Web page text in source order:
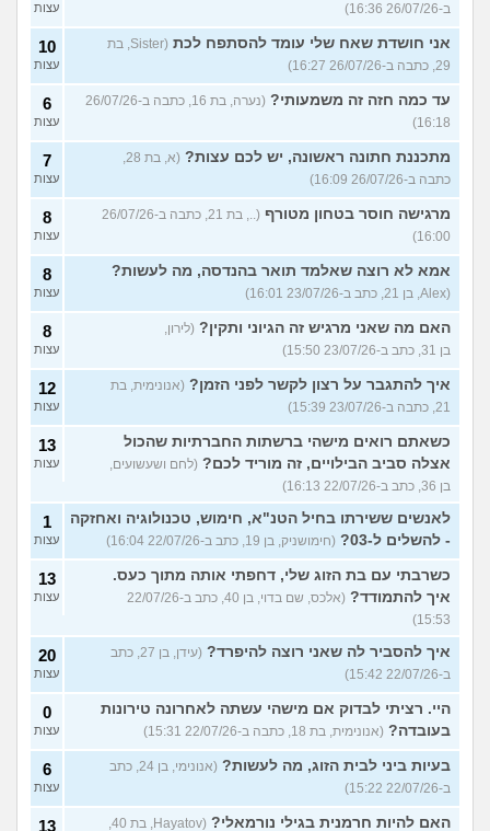
ב-26/07/26 16:36)
עצות
אני חושדת שאח שלי עומד להסתפח לכת
(Sister, בת
29, כתבה ב-26/07/26 16:27)
10
עצות
עד כמה חזה זה משמעותי?
(נערה, בת 16, כתבה ב-26/07/26
16:18)
6
עצות
מתכננת חתונה ראשונה, יש לכם עצות?
(א, בת 28,
כתבה ב-26/07/26 16:09)
7
עצות
מרגישה חוסר בטחון מטורף
(.., בת 21, כתבה ב-26/07/26
16:00)
8
עצות
אמא לא רוצה שאלמד תואר בהנדסה, מה לעשות?
(Alex, בן 21, כתב ב-23/07/26 16:01)
8
עצות
האם מה שאני מרגיש זה הגיוני ותקין? (לירון,
בן 31, כתב ב-23/07/26 15:50)
8
עצות
איך להתגבר על רצון לקשר לפני הזמן? (אנונימית, בת
21, כתבה ב-23/07/26 15:39)
12
עצות
כשאתם רואים מישהי ברשתות החברתיות שהכול
אצלה סביב הבילויים, זה מוריד לכם? (לחם ושעשועים,
בן 36, כתב ב-22/07/26 16:13)
13
עצות
לאנשים ששירתו בחיל הטנ"א, חימוש, טכנולוגיה ואחזקה
- להשלים ל-03?
(חימושניק, בן 19, כתב ב-22/07/26 16:04)
1
עצות
כשרבתי עם בת הזוג שלי, דחפתי אותה מתוך כעס.
איך להתמודד?
(אלכס, שם בדוי, בן 40, כתב ב-22/07/26
15:53)
13
עצות
איך להסביר לה שאני רוצה להיפרד?
(עידן, בן 27, כתב
ב-22/07/26 15:42)
20
עצות
היי. רציתי לבדוק אם מישהי עשתה לאחרונה טירונות
בעובדה? (אנונימית, בת 18, כתבה ב-22/07/26 15:31)
0
עצות
בעיות ביני לבית הזוג, מה לעשות?
(אנונימי, בן 24, כתב
ב-22/07/26 15:22)
6
עצות
האם להיות חרמנית בגילי נורמאלי?
(Hayatov, בת 40,
13